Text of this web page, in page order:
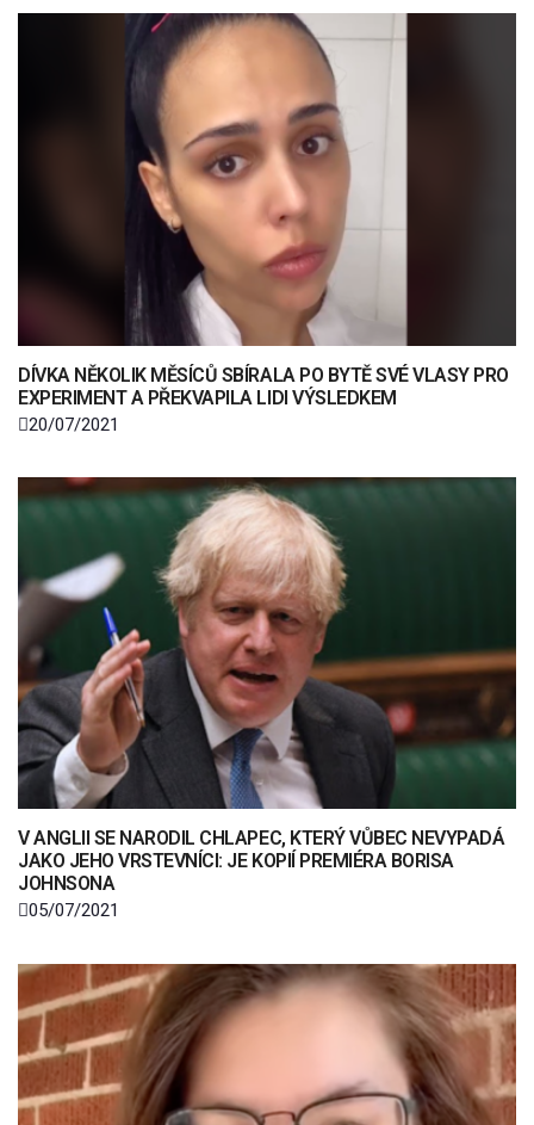
DÍVKA NĚKOLIK MĚSÍCŮ SBÍRALA PO BYTĚ SVÉ VLASY PRO
EXPERIMENT A PŘEKVAPILA LIDI VÝSLEDKEM
20/07/2021
V ANGLII SE NARODIL CHLAPEC, KTERÝ VŮBEC NEVYPADÁ
JAKO JEHO VRSTEVNÍCI: JE KOPIÍ PREMIÉRA BORISA
JOHNSONA
05/07/2021